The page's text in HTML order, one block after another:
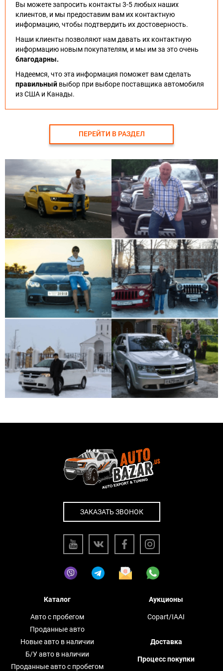
Вы можете запросить контакты 3-5 любых наших
клиентов, и мы предоставим вам их контактную
информацию, чтобы подтвердить их достоверность.
Наши клиенты позволяют нам давать их контактную
информацию новым покупателям, и мы им за это очень
благодарны.
Надеемся, что эта информация поможет вам сделать
правильный выбор при выборе поставщика автомобиля
из США и Канады.
ПЕРЕЙТИ В РАЗДЕЛ
ЗАКАЗАТЬ ЗВОНОК
Каталог
Авто с пробегом
Проданные авто
Новые авто в наличии
Б/У авто в наличии
Проданные авто с пробегом
Аукционы
Copart/IAAI
Доставка
Процесс покупки